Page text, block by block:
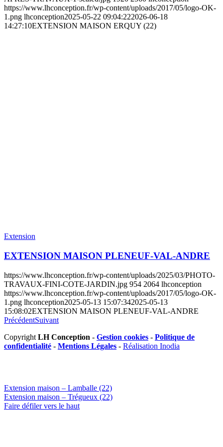
https://www.lhconception.fr/wp-content/uploads/2017/05/logo-OK-
1.png lhconception2025-05-22 09:04:222026-06-18
14:27:10EXTENSION MAISON ERQUY (22)
Extension
EXTENSION MAISON PLENEUF-VAL-ANDRE
https://www.lhconception.fr/wp-content/uploads/2025/03/PHOTO-
TRAVAUX-FINI-COTE-JARDIN.jpg 954 2064 lhconception
https://www.lhconception.fr/wp-content/uploads/2017/05/logo-OK-
1.png lhconception2025-05-13 15:07:342025-05-13
15:08:02EXTENSION MAISON PLENEUF-VAL-ANDRE
PrécédentSuivant
Copyright LH Conception - Gestion cookies - Politique de
confidentialité - Mentions Légales - Réalisation Inodia
Extension maison – Lamballe (22)
Extension maison – Trégueux (22)
Faire défiler vers le haut